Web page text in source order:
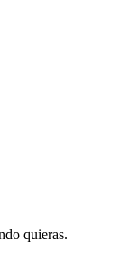
quieras.